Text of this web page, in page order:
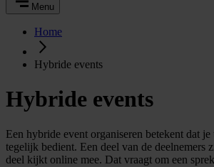
Menu
Home
Hybride events
Hybride events
Een hybride event organiseren betekent dat
tegelijk bedient. Een deel van de deelnemers
deel kijkt online mee. Dat vraagt om een